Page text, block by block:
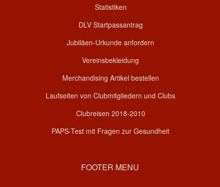
Statistiken
DLV Startpassantrag
Jubiläen-Urkunde anfordern
Vereinsbekleidung
Merchandising Artikel bestellen
Laufseiten von Clubmitgliedern und Clubs
Clubreisen 2018-2010
PAPS-Test mit Fragen zur Gesundheit
FOOTER MENU